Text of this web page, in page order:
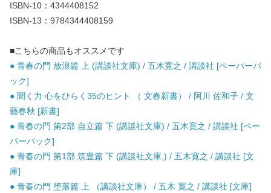
ISBN-10：4344408152
ISBN-13：9784344408159
■こちらの商品もオススメです
● 青春の門 放浪篇 上 (講談社文庫) / 五木寛之 / 講談社 [ペーパーバ
ック]
● 聞く力 心をひらく35のヒント （ 文春新書） / 阿川 佐和子 / 文
藝春秋 [新書]
● 青春の門 第2部 自立篇 下 (講談社文庫) / 五木寛之 / 講談社 [ペー
パーバック]
● 青春の門 第1部 筑豊篇 下 (講談社文庫,) / 五木寛之 / 講談社 [文
庫]
● 青春の門 堕落篇 上 （講談社文庫） / 五木 寛之 / 講談社 [文庫]